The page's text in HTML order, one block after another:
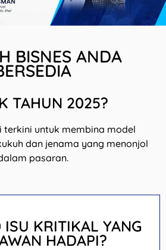
BISNES ANDA
TAHUN 2025?
terkini untuk membina model
dan jenama yang menonjol
pasaran.
ISU KRITIKAL YANG
HADAPI?